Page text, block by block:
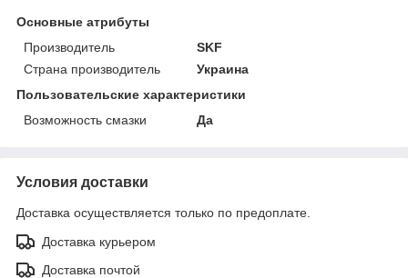
Основные атрибуты
Производитель
SKF
Страна производитель
Украина
Пользовательские характеристики
Возможность смазки
Да
Условия доставки
Доставка осуществляется только по предоплате.
Доставка курьером
Доставка почтой